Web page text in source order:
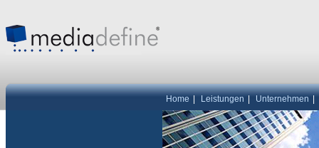
Home Leistungen Unternehmen